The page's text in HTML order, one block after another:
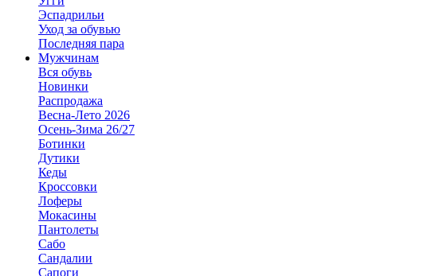
Эспадрильи
Уход за обувью
Последняя пара
Мужчинам
Вся обувь
Новинки
Распродажа
Весна-Лето 2026
Осень-Зима 26/27
Ботинки
Дутики
Кеды
Кроссовки
Лоферы
Мокасины
Пантолеты
Сабо
Сандалии
Сапоги